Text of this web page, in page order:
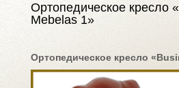
Ортопедическое кресло
Mebelas 1»
Ортопедическое кресло